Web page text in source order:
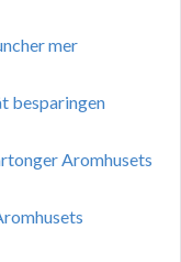
mer
besparingen
Aromhusets